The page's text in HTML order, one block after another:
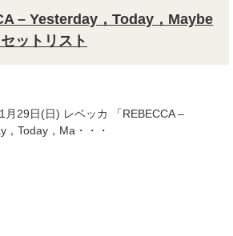
– Yesterday，Today，Maybe
ットリスト
月29日(日) レベッカ 「REBECCA –
，Today，Ma・・・